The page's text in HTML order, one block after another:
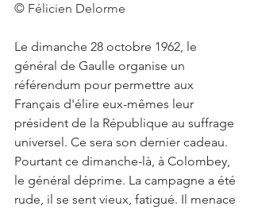
© Félicien Delorme
Le dimanche 28 octobre 1962, le
général de Gaulle organise un
référendum pour permettre aux
Français d'élire eux-mêmes leur
président de la République au suffrage
universel. Ce sera son dernier cadeau.
Pourtant ce dimanche-là, à Colombey,
le général déprime. La campagne a été
rude, il se sent vieux, fatigué. Il menace